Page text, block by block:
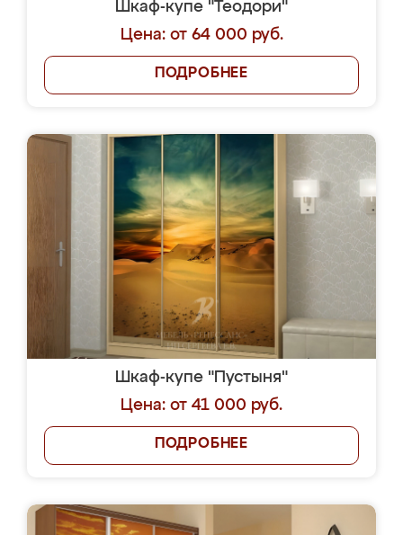
Шкаф-купе "Теодори"
Цена: от 64 000 руб.
ПОДРОБНЕЕ
Шкаф-купе "Пустыня"
Цена: от 41 000 руб.
ПОДРОБНЕЕ